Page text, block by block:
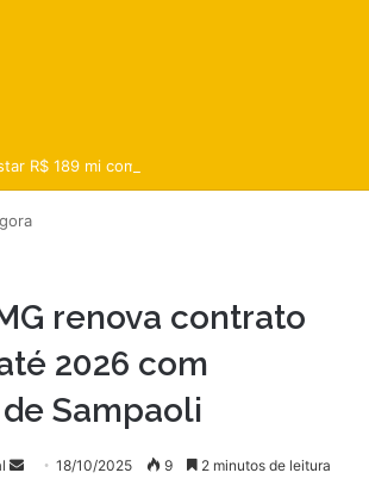
renova contrato
2026 com
Sampaoli
Mande18/10/2025 9 2 minutos de leitura